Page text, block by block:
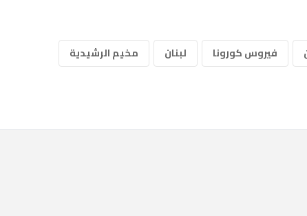
فيروس كورونا لبنان
مخيم الرشيدية